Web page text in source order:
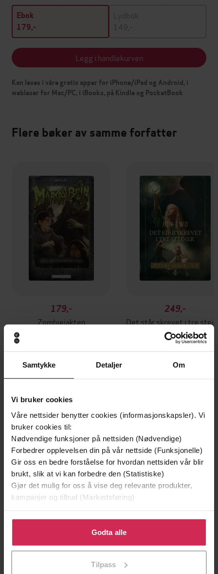
Samtykke Detaljer Om
Vi bruker cookies
Våre nettsider benytter cookies (informasjonskapsler). Vi
bruker cookies til:
Nødvendige funksjoner på nettsiden (Nødvendige)
Forbedrer opplevelsen din på vår nettside (Funksjonelle)
Gir oss en bedre forståelse for hvordan nettsiden vår blir
brukt, slik at vi kan forbedre den (Statistiske)
Gjør det mulig for oss å vise deg relevante produkter,
kampanjer og tilbud (Markedsføring)
Klikk på «Godta alle» for å gi oss ditt samtykke til å
bruke cookies for alle disse formålene. Du kan også
tilpasse ditt samtykke til spesifikke formål ved å klikke
Godta alle
Tilpass
Ebok
179,-
Lydbok
149,-
Legg i handlekurven
Kan leses i våre gratis apper for iPhone/iPad og Android, i
webleser for Mac/PC, i iBooks, på Kindle og PocketBook
Flere bøker av samme forfatter
179,-
Zombiejakten
249,-
Jon Ewo
EBOK
Andre har også kjøpt
Premium
Boka bak filmen